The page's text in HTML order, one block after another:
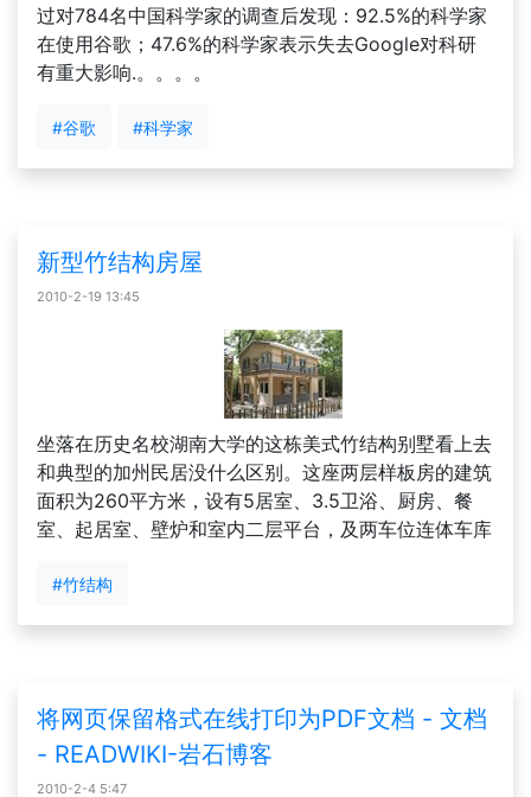
过对784名中国科学家的调查后发现：92.5%的科学家
在使用谷歌；47.6%的科学家表示失去Google对科研
有重大影响.。。。。
#谷歌 #科学家
新型竹结构房屋
2010-2-19 13:45
坐落在历史名校湖南大学的这栋美式竹结构别墅看上去
和典型的加州民居没什么区别。这座两层样板房的建筑
面积为260平方米，设有5居室、3.5卫浴、厨房、餐
室、起居室、壁炉和室内二层平台，及两车位连体车库
#竹结构
将网页保留格式在线打印为PDF文档 - 文档
- READWIKI-岩石博客
2010-2-4 5:47